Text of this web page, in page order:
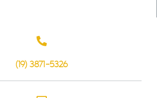
(19) 3871-5326